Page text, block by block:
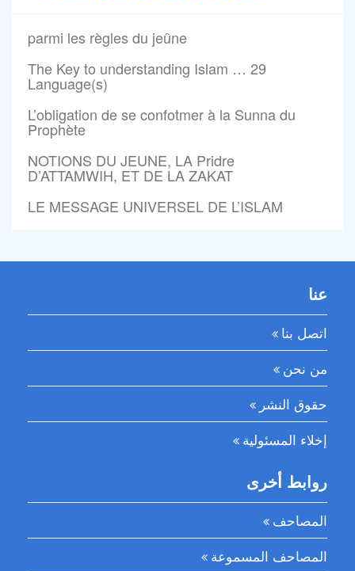
parmi les règles du jeûne
The Key to understanding Islam … 29
Language(s)
L’obligation de se confotmer à la Sunna du
Prophète
NOTIONS DU JEUNE, LA Pridre
D’ATTAMWIH, ET DE LA ZAKAT
LE MESSAGE UNIVERSEL DE L’ISLAM
عنا
اتصل بنا
من نحن
حقوق النشر
إخلاء المسئولية
روابط أخرى
المصاحف
المصاحف المسموعة